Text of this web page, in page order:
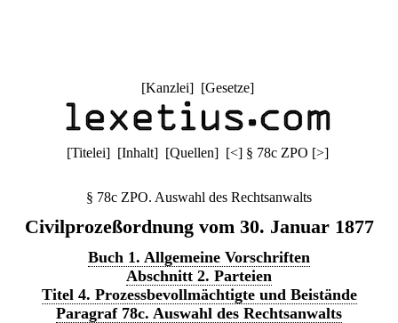
[Kanzlei] [Gesetze]
[Titelei] [Inhalt] [Quellen] [<] § 78c ZPO [>]
§ 78c ZPO. Auswahl des Rechtsanwalts
Civilprozeßordnung vom 30. Januar 1877
Buch 1. Allgemeine Vorschriften
Abschnitt 2. Parteien
Titel 4. Prozessbevollmächtigte und Beistände
Paragraf 78c. Auswahl des Rechtsanwalts